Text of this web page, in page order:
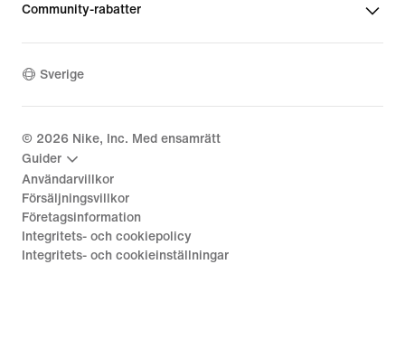
Community-rabatter
Sverige
© 2026 Nike, Inc. Med ensamrätt
Guider
Användarvillkor
Försäljningsvillkor
Företagsinformation
Integritets- och cookiepolicy
Integritets- och cookieinställningar